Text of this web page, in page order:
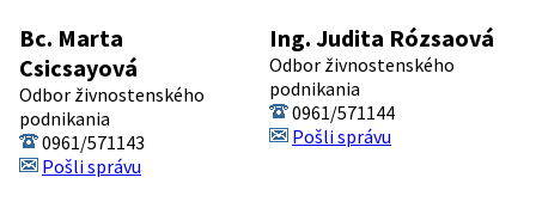
Bc. Marta
Csicsayová
Odbor živnostenského
podnikania
0961/571143
Pošli správu
Ing. Judita Rózsaová
Odbor živnostenského
podnikania
0961/571144
Pošli správu